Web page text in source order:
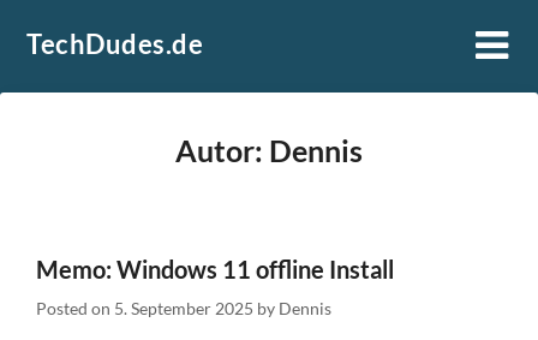
TechDudes.de
Autor: Dennis
Memo: Windows 11 offline Install
Posted on 5. September 2025 by Dennis